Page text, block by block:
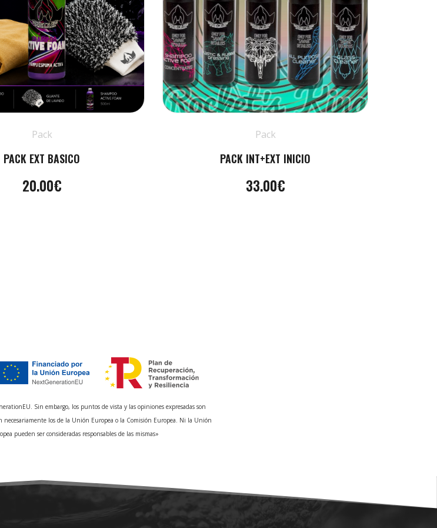
Pack
PACK EXT BASICO
20.00€
Pack
PACK INT+EXT INICIO
33.00€
Sin embargo, los puntos de vista y las opiniones expresadas son
los de la Unión Europea o la Comisión Europea. Ni la Unión
pueden ser consideradas responsables de las mismas»